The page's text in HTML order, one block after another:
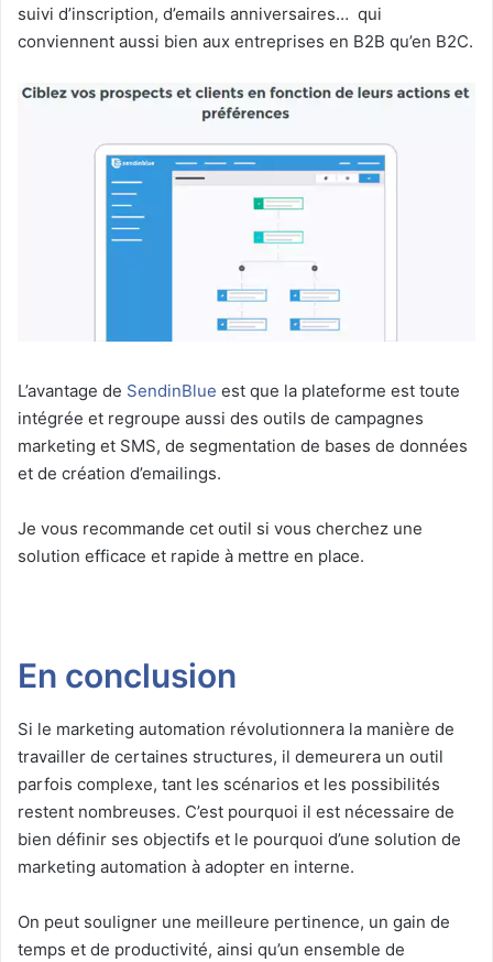
suivi d’inscription, d’emails anniversaires… qui
conviennent aussi bien aux entreprises en B2B qu’en B2C.
L’avantage de SendinBlue est que la plateforme est toute
intégrée et regroupe aussi des outils de campagnes
marketing et SMS, de segmentation de bases de données
et de création d’emailings.
Je vous recommande cet outil si vous cherchez une
solution efficace et rapide à mettre en place.
En conclusion
Si le marketing automation révolutionnera la manière de
travailler de certaines structures, il demeurera un outil
parfois complexe, tant les scénarios et les possibilités
restent nombreuses. C’est pourquoi il est nécessaire de
bien définir ses objectifs et le pourquoi d’une solution de
marketing automation à adopter en interne.
On peut souligner une meilleure pertinence, un gain de
temps et de productivité, ainsi qu’un ensemble de